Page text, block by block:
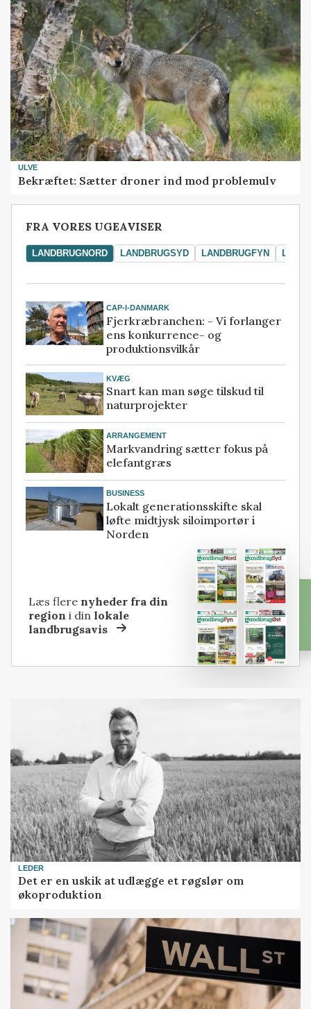
ULVE
Bekræftet: Sætter droner ind mod problemulv
FRA VORES UGEAVISER
LANDBRUGNORD LANDBRUGSYD LANDBRUGFYN
CAP-I-DANMARK
Fjerkræbranchen: - Vi forlanger
ens konkurrence- og
produktionsvilkår
KVÆG
Snart kan man søge tilskud til
naturprojekter
ARRANGEMENT
Markvandring sætter fokus på
elefantgræs
BUSINESS
Lokalt generationsskifte skal
løfte midtjysk siloimportør i
Norden
Læs flere nyheder fra din
region i dinlokale
landbrugsavis
LEDER
Det er en uskik at udlægge et røgslør om
økoproduktion